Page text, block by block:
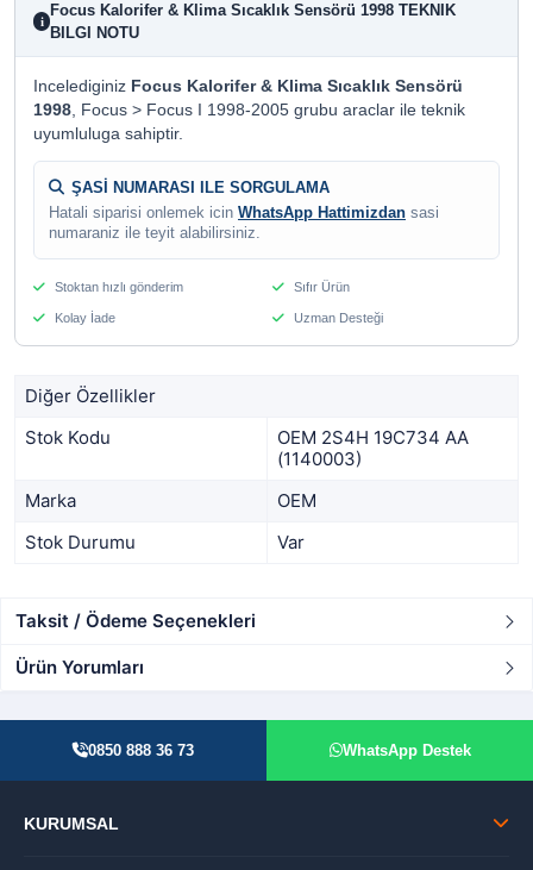
i
Focus Kalorifer & Klima Sıcaklık Sensörü 1998 TEKNIK
BILGI NOTU
Incelediginiz Focus Kalorifer & Klima Sıcaklık Sensörü
1998, Focus > Focus I 1998-2005 grubu araclar ile teknik
uyumluluga sahiptir.
ŞASİ NUMARASI ILE SORGULAMA
Hatali siparisi onlemek icin WhatsApp Hattimizdan sasi
numaraniz ile teyit alabilirsiniz.
Stoktan hızlı gönderim Sıfır Ürün
Kolay İade Uzman Desteği
Diğer Özellikler
Stok Kodu
OEM 2S4H 19C734 AA
(1140003)
Marka
OEM
Stok Durumu
Var
Taksit / Ödeme Seçenekleri
Ürün Yorumları
0850 888 36 73 WhatsApp Destek
KURUMSAL